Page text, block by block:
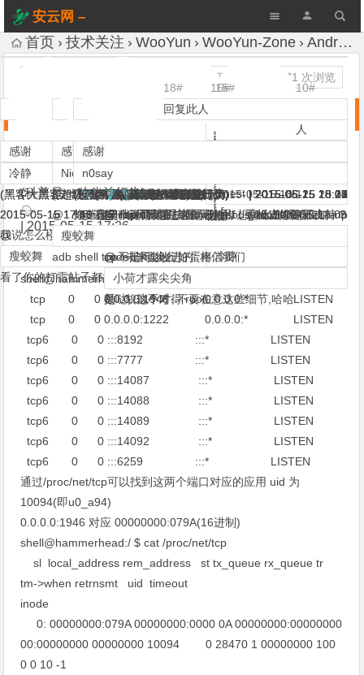
安云网 –
AnYun.ORG
首页 技术关注 WooYun WooYun-Zone Android监听端口应用定位 (WOOYUN)
Android监听端口应用定位 (WOOYUN)
发表评论 1,371 次浏览
瘦蛟舞
(科普是一种公益行为)
|2015-05-15 17:26
通过 netstat 发现设备正在监听1946/1222两个端口
shell@hammerhead:/ $ netstat |grep -i listen
tcp 0 0 0.0.0.0:1946 0.0.0.0:* LISTEN
tcp 0 0 0.0.0.0:1222 0.0.0.0:* LISTEN
tcp6 0 0 :::8192 :::* LISTEN
tcp6 0 0 :::7777 :::* LISTEN
tcp6 0 0 :::14087 :::* LISTEN
tcp6 0 0 :::14088 :::* LISTEN
tcp6 0 0 :::14089 :::* LISTEN
tcp6 0 0 :::14092 :::* LISTEN
tcp6 0 0 :::6259 :::* LISTEN
通过/proc/net/tcp可以找到这两个端口对应的应用 uid 为
10094(即u0_a94)
0.0.0.0:1946 对应 00000000:079A(16进制)
shell@hammerhead:/ $ cat /proc/net/tcp
sl local_address rem_address st tx_queue rx_queue tr
tm->when retrnsmt uid timeout
inode
0: 00000000:079A 00000000:0000 0A 00000000:00000000
00:00000000 00000000 10094 0 28470 1 00000000 100
0 0 10 -1
1#
回复此人
感谢
whirlwind
(别打开http://198.15.216.171/)
|2015-05-15 17:28
你一定是root了。。
回复此人
(科普是一种公益行为)
|2015-05-15 17:29
@
$ #......
回复此人
感谢
D＆G
|2015-05-15 17:32
记得linux可以直接显示pid的，手机上好像不支持？
4#
(‮ofni.uygnotuw‮)
|
2015-05-15 17:33
师傅领主就是任性，想怎么加就怎么加
回复此人
(科普是一种公益行为)
|2015-05-15 17:44
@
你来分享好东西,我也加..哈哈..别藏着..
回复此人
(科普是一种公益行为)
|2015-05-15 17:45
@
android 精简了.
感谢
冷静
(黑客大黑客超级黑客黑客王，这就是我的梦想。。。。。)
|
2015-05-15 17:46
我说怎么楼主怎么每次的帖子都有雷呢
8#
回复此人
感谢
瘦蛟舞
(科普是一种公益行为)
|2015-05-15 17:50
@
冷静
我默默刷了这么久,就是为了这可以给自己打雷.哈哈哈
感谢
冷静
(黑客大黑客超级黑客黑客王，这就是我的梦想。。。。。)
|
2015-05-15 17:59
@
瘦蛟舞
看了你的打雷帖子都挺好的~
10#
人
Gnest
(ฏ๎๎๎๎๎๎๎๎๎๎๎๎๎๎๎๎๎๎๎๎๎๎ฏ๎)
|2015-05-15 18:09
冷静
回复此人
感谢
小荷才露尖尖角
(from doc to code)
|2015-05-15 18:12
有一个更简单的方法，使用busybox的netstat -anp
12#
回复此人
(科普是一种公益行为)
|2015-05-15 18:18
@
@
小荷才露尖尖角
是哒...这个才得 root..
13#
回复此人
(科普是一种公益行为)
|2015-05-15 18:21
@
@
小荷才露尖尖角
额...貌似不对..不要在意这些细节,哈哈
14#
回复此人
(科普是一种公益行为)
|2015-05-15 18:27
@
code 自动换行好蛋疼.
15#
(有事请 at 大号园长)
|2015-05-15 18:28
@
未来会改进的 相信我们
16#
(十根阳具有长短!!)
|2015-05-15 18:34
linux下也是这样吧
回复此人
感谢
Nicky
(安卓安全中文站 www.droidsec.cn)
|2015-05-15 20:02
@
瘦蛟舞
adb shell top不是可以么
18#
回复此人
感谢
n0say
(趁著年經把能幹的壞事全幹了)
|2015-06-25 13:09
知道端口找pid/应用，linux有losf，android没有？